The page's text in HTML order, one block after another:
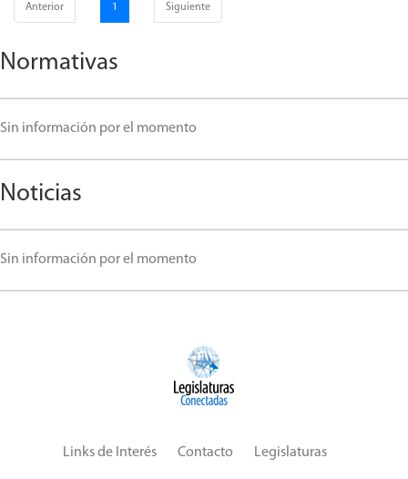
Anterior 1 Siguiente
Normativas
Sin información por el momento
Noticias
Sin información por el momento
Links de Interés Contacto Legislaturas